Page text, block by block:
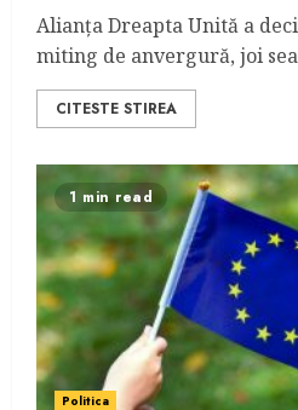
Alianța Dreapta Unită a
miting de anvergură, joi
CITESTE STIREA
1 min read
Politica